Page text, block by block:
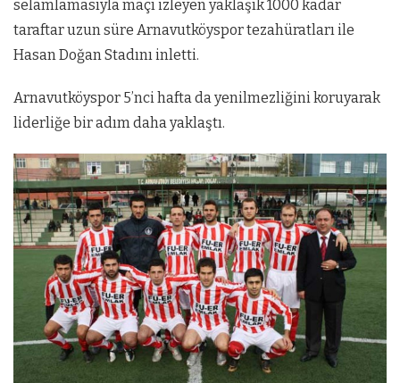
selamlamasıyla maçı izleyen yaklaşık 1000 kadar
taraftar uzun süre Arnavutköyspor tezahüratları ile
Hasan Doğan Stadını inletti.
Arnavutköyspor 5’nci hafta da yenilmezliğini koruyarak
liderliğe bir adım daha yaklaştı.